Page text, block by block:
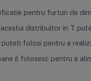
pentru furtun de
distribuitor in T
folosi pentru a
il folosesc pentru a